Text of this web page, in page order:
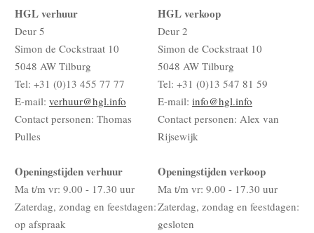
HGL verhuur
Deur 5
Simon de Cockstraat 10
5048 AW Tilburg
Tel: +31 (0)13 455 77 77
E-mail: verhuur@hgl.info
Contact personen: Thomas
Pulles
Openingstijden verhuur
Ma t/m vr: 9.00 - 17.30 uur
Zaterdag, zondag en feestdagen:
op afspraak
HGL verkoop
Deur 2
Simon de Cockstraat 10
5048 AW Tilburg
Tel: +31 (0)13 547 81 59
E-mail: info@hgl.info
Contact personen: Alex van
Rijsewijk
Openingstijden verkoop
Ma t/m vr: 9.00 - 17.30 uur
Zaterdag, zondag en feestdagen:
gesloten